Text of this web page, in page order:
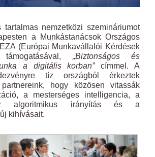
tartalmas nemzetközi szemináriumot
a Munkástanácsok Országos
(Európai Munkavállalói Kérdések
támogatásával, „Biztonságos és
a digitális korban”címmel. A
tíz országból érkeztek
hogy közösen vitassák
a mesterséges intelligencia, a
algoritmikus irányítás és a
kihívásait.